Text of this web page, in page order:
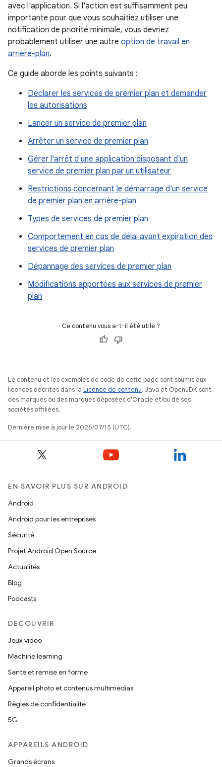
avec l'application. Si l'action est suffisamment peu
importante pour que vous souhaitiez utiliser une
notification de priorité minimale, vous devriez
probablement utiliser une autre option de travail en
arrière-plan.
Ce guide aborde les points suivants :
Déclarer les services de premier plan et demander
les autorisations
Lancer un service de premier plan
Arrêter un service de premier plan
Gérer l'arrêt d'une application disposant d'un
service de premier plan par un utilisateur
Restrictions concernant le démarrage d'un service
de premier plan en arrière-plan
Types de services de premier plan
Comportement en cas de délai avant expiration des
services de premier plan
Dépannage des services de premier plan
Modifications apportées aux services de premier
plan
Ce contenu vous a-t-il été utile ?
Le contenu et les exemples de code de cette page sont soumis aux
licences décrites dans la Licence de contenu. Java et OpenJDK sont
des marques ou des marques déposées d'Oracle et/ou de ses
sociétés affiliées.
Dernière mise à jour le 2026/07/15 (UTC).
EN SAVOIR PLUS SUR ANDROID
Android
Android pour les entreprises
Sécurité
Projet Android Open Source
Actualités
Blog
Podcasts
DÉCOUVRIR
Jeux vidéo
Machine learning
Santé et remise en forme
Appareil photo et contenus multimédias
Règles de confidentialité
5G
APPAREILS ANDROID
Grands écrans